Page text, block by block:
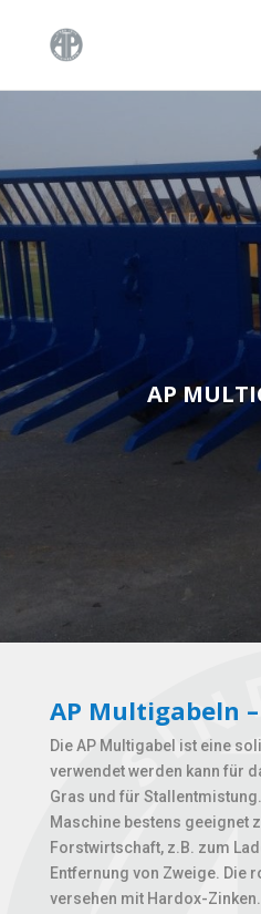
AP
AP Multigabeln
Die AP Multigabel ist eine
verwendet werden kann für
Gras und für
Maschine bestens geeignet
Forstwirtschaft, z.B. zum
Entfernung von Zweige. Die
versehen mit Hardox-